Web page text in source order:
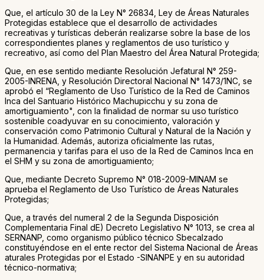
Que, el artículo 30 de la Ley N° 26834, Ley de Áreas Naturales
Protegidas establece que el desarrollo de actividades
recreativas y turísticas deberán realizarse sobre la base de los
correspondientes planes y reglamentos de uso turístico y
recreativo, así como del Plan Maestro del Área Natural Protegida;
Que, en ese sentido mediante Resolución Jefatural N° 259-
2005-INRENA, y Resolución Directoral Nacional N° 1473/1NC, se
aprobó el “Reglamento de Uso Turístico de la Red de Caminos
Inca del Santuario Histórico Machupicchu y su zona de
amortiguamiento", con la finalidad de normar su uso turístico
sostenible coadyuvar en su conocimiento, valoración y
conservación como Patrimonio Cultural y Natural de la Nación y
la Humanidad. Además, autoriza oficialmente las rutas,
permanencia y tarifas para el uso de la Red de Caminos Inca en
el SHM y su zona de amortiguamiento;
Que, mediante Decreto Supremo N° 018-2009-MINAM se
aprueba el Reglamento de Uso Turístico de Áreas Naturales
Protegidas;
Que, a través del numeral 2 de la Segunda Disposición
Complementaria Final dE) Decreto Legislativo N° 1013, se crea al
SERNANP, como organismo público técnico Sbecalzado
constituyéndose en el ente rector del Sistema Nacional de Áreas
aturales Protegidas por el Estado -SINANPE y en su autoridad
técnico-normativa;